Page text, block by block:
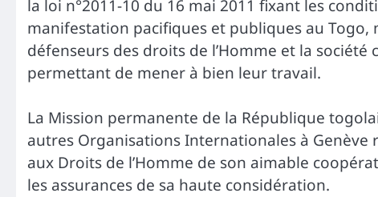
la loi n°2011-10 du 16 mai 2011 fixant les
manifestation pacifiques et publiques au Togo,
défenseurs des droits de l’Homme et la
permettant de mener à bien leur travail.
La Mission permanente de la République
autres Organisations Internationales à
aux Droits de l’Homme de son aimable
les assurances de sa haute considération.